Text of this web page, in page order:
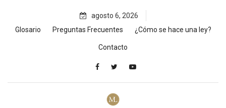
content
agosto 6, 2026
Glosario
Preguntas Frecuentes ¿Cómo se hace una ley?
Contacto